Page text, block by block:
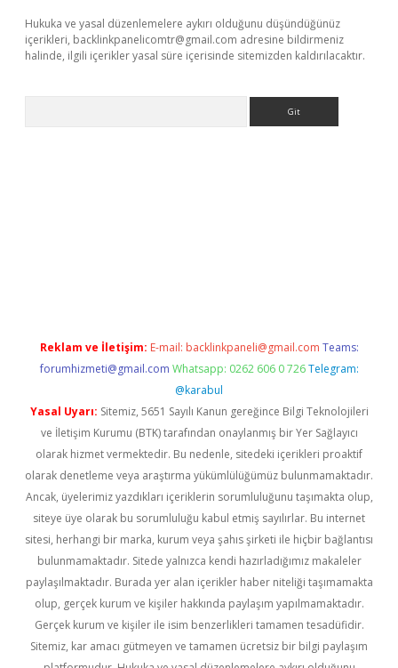
Hukuka ve yasal düzenlemelere aykırı olduğunu düşündüğünüz
içerikleri, backlinkpanelicomtr@gmail.com adresine bildirmeniz
halinde, ilgili içerikler yasal süre içerisinde sitemizden kaldırılacaktır.
Reklam ve İletişim: E-mail: backlinkpaneli@gmail.com Teams:
forumhizmeti@gmail.com Whatsapp: 0262 606 0 726 Telegram:
@karabul
Yasal Uyarı: Sitemiz, 5651 Sayılı Kanun gereğince Bilgi Teknolojileri
ve İletişim Kurumu (BTK) tarafından onaylanmış bir Yer Sağlayıcı
olarak hizmet vermektedir. Bu nedenle, sitedeki içerikleri proaktif
olarak denetleme veya araştırma yükümlülüğümüz bulunmamaktadır.
Ancak, üyelerimiz yazdıkları içeriklerin sorumluluğunu taşımakta olup,
siteye üye olarak bu sorumluluğu kabul etmiş sayılırlar. Bu internet
sitesi, herhangi bir marka, kurum veya şahıs şirketi ile hiçbir bağlantısı
bulunmamaktadır. Sitede yalnızca kendi hazırladığımız makaleler
paylaşılmaktadır. Burada yer alan içerikler haber niteliği taşımamakta
olup, gerçek kurum ve kişiler hakkında paylaşım yapılmamaktadır.
Gerçek kurum ve kişiler ile isim benzerlikleri tamamen tesadüfidir.
Sitemiz, kar amacı gütmeyen ve tamamen ücretsiz bir bilgi paylaşım